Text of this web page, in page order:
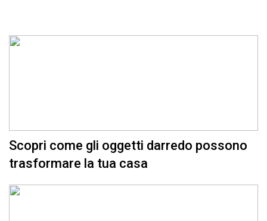
Scopri come gli oggetti darredo possono
trasformare la tua casa